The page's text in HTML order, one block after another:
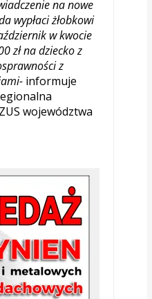
na nowe
wypłaci żłobkowi
w kwocie
zł na dziecko z
z
informuje
województwa